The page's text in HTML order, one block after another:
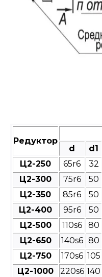
Редуктор
d
d1
Ц2-250
65r6 32
Ц2-300
75r6 50
Ц2-350
85r6 50
Ц2-400
95r6 50
Ц2-500
110s6 80
Ц2-650
140s6 80
Ц2-750
170s6 105
Ц2-1000
220s6 140